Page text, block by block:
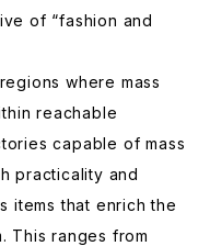
of “fashion and
where mass
reachable
capable of mass
practicality and
items that enrich the
This ranges from